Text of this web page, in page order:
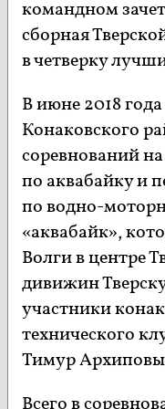
командном
сборная
в четверку
В июне 2018
Конаковского
соревнований
по аквабайку и
по водно-
«аквабайк»,
Волги в центре
дивижин
участники
технического
Тимур